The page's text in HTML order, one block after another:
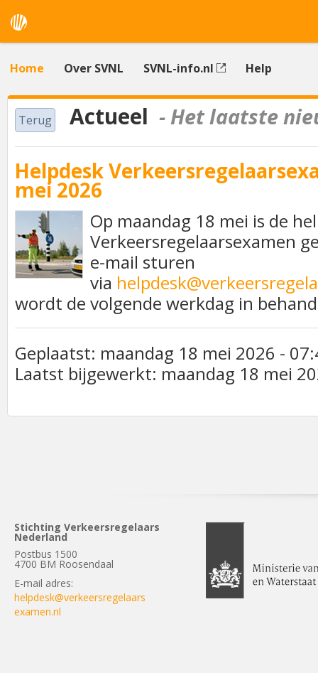
Home Over SVNL SVNL-info.nl Help
Terug Actueel - Het laatste
Helpdesk
mei 2026
Op maandag 18 mei is de
Verkeersregelaarsexamen
e-mail sturen
via
wordt de volgende werkdag in
Geplaatst: maandag 18 mei 2026 -
Laatst bijgewerkt: maandag 18 mei
Stichting Verkeersregelaars
Nederland
Postbus 1500
4700 BM Roosendaal
E-mail adres:
helpdesk@verkeersregelaars
examen.nl